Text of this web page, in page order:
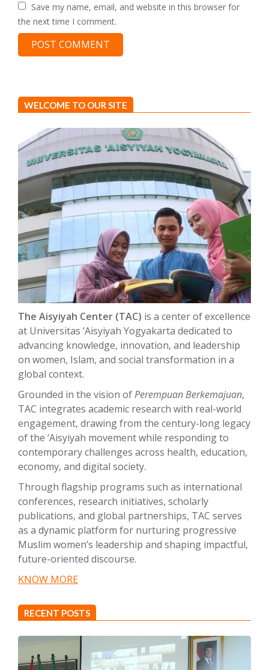
Save my name, email, and website in this browser for
the next time I comment.
WELCOME TO OUR SITE
The Aisyiyah Center (TAC) is a center of excellence
at Universitas ‘Aisyiyah Yogyakarta dedicated to
advancing knowledge, innovation, and leadership
on women, Islam, and social transformation in a
global context.
Grounded in the vision ofPerempuan Berkemajuan,
TAC integrates academic research with real-world
engagement, drawing from the century-long legacy
of the ‘Aisyiyah movement while responding to
contemporary challenges across health, education,
economy, and digital society.
Through flagship programs such as international
conferences, research initiatives, scholarly
publications, and global partnerships, TAC serves
as a dynamic platform for nurturing progressive
Muslim women’s leadership and shaping impactful,
future-oriented discourse.
KNOW MORE
RECENT POSTS